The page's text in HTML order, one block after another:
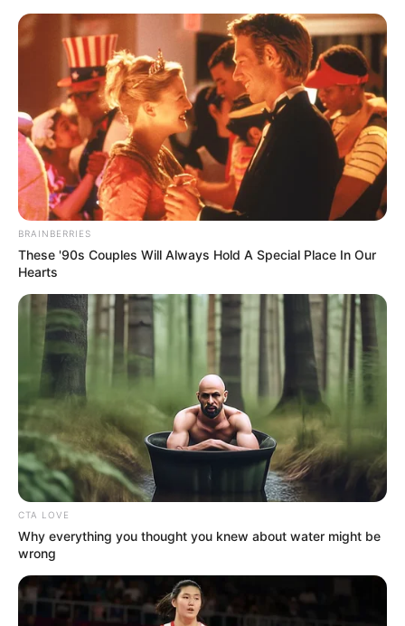
BRAINBERRIES
These '90s Couples Will Always Hold A Special Place In Our
Hearts
CTA LOVE
Why everything you thought you knew about water might be
wrong